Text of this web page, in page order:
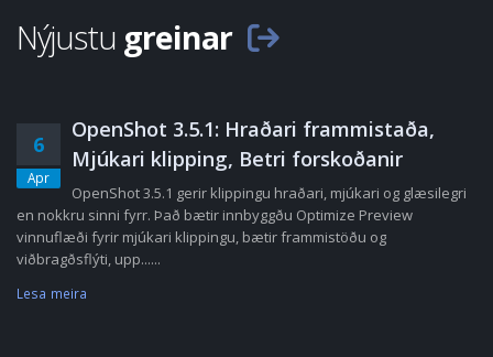
Nýjustu greinar
6
Apr
OpenShot 3.5.1: Hraðari frammistaða,
Mjúkari klipping, Betri forskoðanir
OpenShot 3.5.1 gerir klippingu hraðari, mjúkari og glæsilegri
en nokkru sinni fyrr. Það bætir innbyggðu Optimize Preview
vinnuflæði fyrir mjúkari klippingu, bætir frammistöðu og
viðbragðsflýti, upp......
Lesa meira